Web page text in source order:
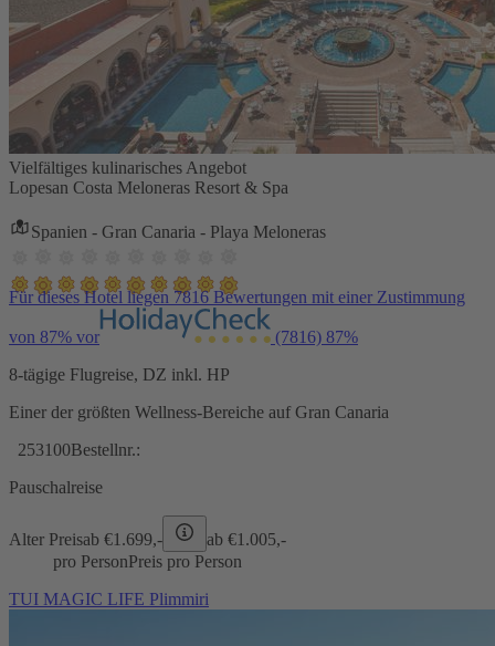
Vielfältiges kulinarisches Angebot
Lopesan Costa Meloneras Resort & Spa
Spanien - Gran Canaria - Playa Meloneras
Für dieses Hotel liegen 7816 Bewertungen mit einer Zustimmung
von 87% vor (7816) 87%
8-tägige Flugreise, DZ inkl. HP
Einer der größten Wellness-Bereiche auf Gran Canaria
253100Bestellnr.:
Pauschalreise
Alter Preisab €1.699,- ab €1.005,-
pro PersonPreis pro Person
TUI MAGIC LIFE Plimmiri